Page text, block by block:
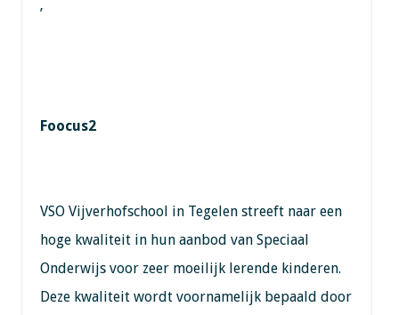
’
Foocus2
VSO Vijverhofschool in Tegelen streeft naar een
hoge kwaliteit in hun aanbod van Speciaal
Onderwijs voor zeer moeilijk lerende kinderen.
Deze kwaliteit wordt voornamelijk bepaald door